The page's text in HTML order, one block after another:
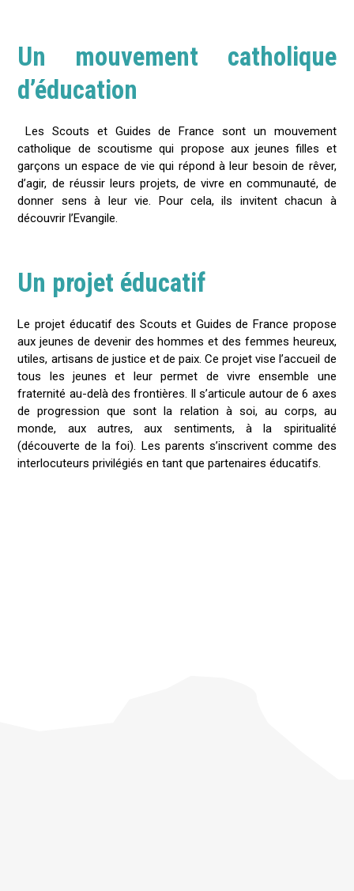
Un mouvement catholique
d’éducation
Les Scouts et Guides de France sont un mouvement
catholique de scoutisme qui propose aux jeunes filles et
garçons un espace de vie qui répond à leur besoin de rêver,
d’agir, de réussir leurs projets, de vivre en communauté, de
donner sens à leur vie. Pour cela, ils invitent chacun à
découvrir l’Evangile.
Un projet éducatif
Le projet éducatif des Scouts et Guides de France propose
aux jeunes de devenir des hommes et des femmes heureux,
utiles, artisans de justice et de paix. Ce projet vise l’accueil de
tous les jeunes et leur permet de vivre ensemble une
fraternité au-delà des frontières. Il s’articule autour de 6 axes
de progression que sont la relation à soi, au corps, au
monde, aux autres, aux sentiments, à la spiritualité
(découverte de la foi). Les parents s’inscrivent comme des
interlocuteurs privilégiés en tant que partenaires éducatifs.